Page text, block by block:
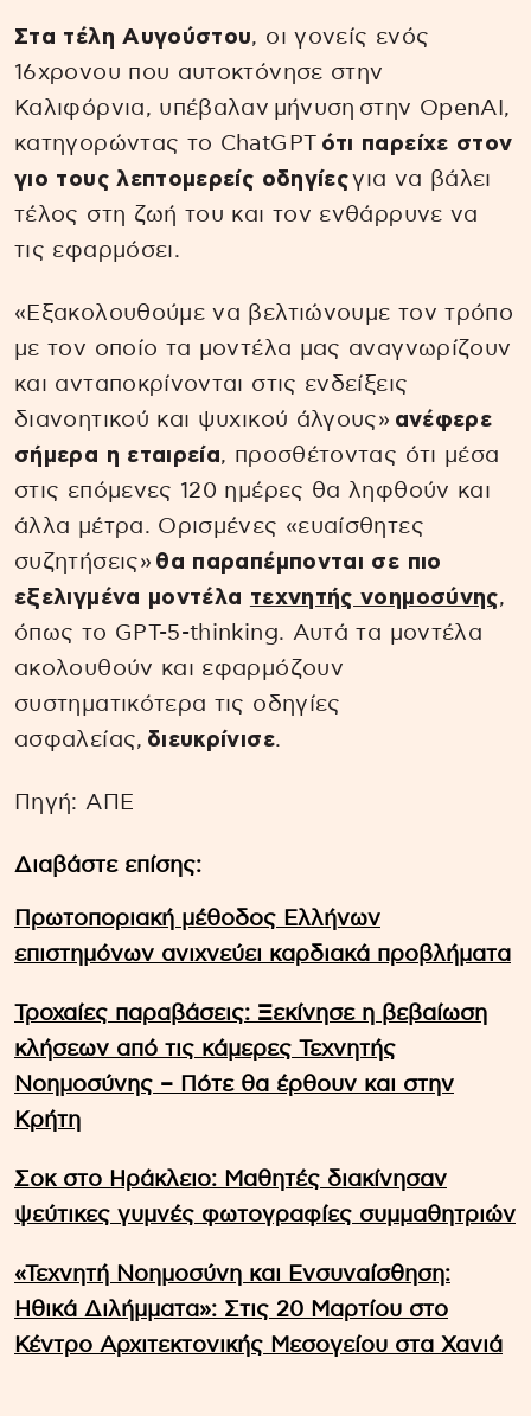
Στα τέλη Αυγούστου, οι γονείς ενός
16χρονου που αυτοκτόνησε στην
Καλιφόρνια, υπέβαλαν μήνυση στην OpenAI,
κατηγορώντας το ChatGPT ότι παρείχε στον
γιο τους λεπτομερείς οδηγίεςγια να βάλει
τέλος στη ζωή του και τον ενθάρρυνε να
τις εφαρμόσει.
«Εξακολουθούμε να βελτιώνουμε τον τρόπο
με τον οποίο τα μοντέλα μας αναγνωρίζουν
και ανταποκρίνονται στις ενδείξεις
διανοητικού και ψυχικού άλγους» ανέφερε
σήμερα η εταιρεία, προσθέτοντας ότι μέσα
στις επόμενες 120 ημέρες θα ληφθούν και
άλλα μέτρα. Ορισμένες «ευαίσθητες
συζητήσεις» θα παραπέμπονται σε πιο
εξελιγμένα μοντέλα τεχνητής νοημοσύνης,
όπως το GPT-5-thinking. Αυτά τα μοντέλα
ακολουθούν και εφαρμόζουν
συστηματικότερα τις οδηγίες
ασφαλείας, διευκρίνισε.
Πηγή: ΑΠΕ
Διαβάστε επίσης:
Πρωτοποριακή μέθοδος Ελλήνων
επιστημόνων ανιχνεύει καρδιακά προβλήματα
Τροχαίες παραβάσεις: Ξεκίνησε η βεβαίωση
κλήσεων από τις κάμερες Τεχνητής
Νοημοσύνης – Πότε θα έρθουν και στην
Κρήτη
Σοκ στο Ηράκλειο: Μαθητές διακίνησαν
ψεύτικες γυμνές φωτογραφίες συμμαθητριών
«Τεχνητή Νοημοσύνη και Ενσυναίσθηση:
Ηθικά Διλήμματα»: Στις 20 Μαρτίου στο
Κέντρο Αρχιτεκτονικής Μεσογείου στα Χανιά